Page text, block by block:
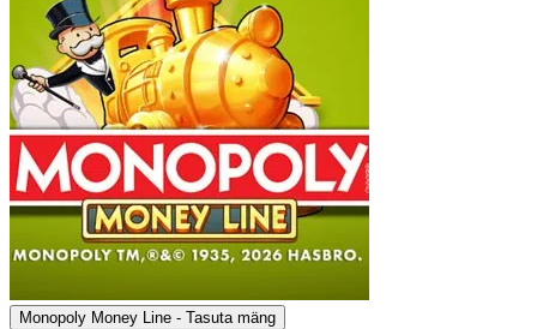
Monopoly Money Line - Tasuta mäng